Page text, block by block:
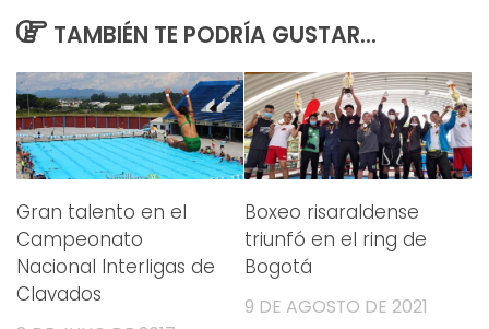
TAMBIÉN TE PODRÍA GUSTAR...
Gran talento en el
Campeonato
Nacional Interligas de
Clavados
Boxeo risaraldense
triunfó en el ring de
Bogotá
9 DE AGOSTO DE 2021